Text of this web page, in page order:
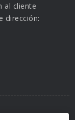
al cliente
dirección: